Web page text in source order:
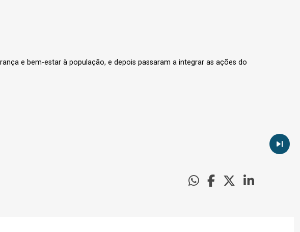
e bem-estar à população, e depois passaram a integrar as ações do